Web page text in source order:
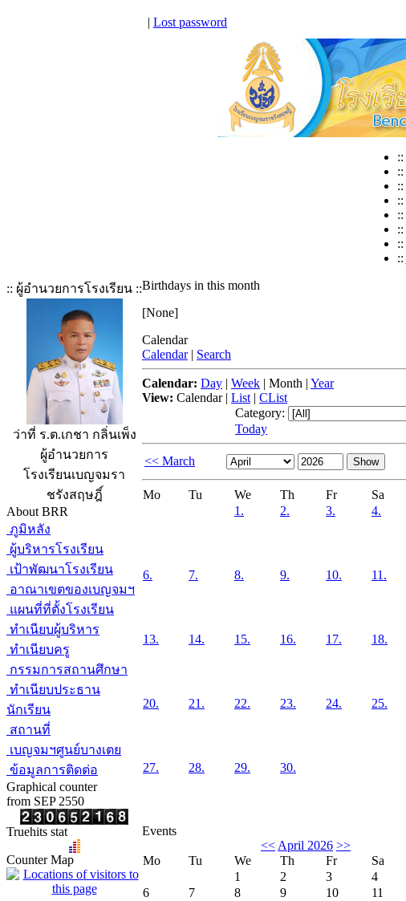
| Lost password
::
::
::
::
::
::
::
::
:: ผู้อำนวยการโรงเรียน ::
ว่าที่ ร.ต.เกชา กลิ่นเพ็ง
ผู้อำนวยการ
โรงเรียนเบญจมรา
ชรังสฤษฎิ์
About BRR
ภูมิหลัง
ผู้บริหารโรงเรียน
เป้าพัฒนาโรงเรียน
อาณาเขตของเบญจมฯ
แผนที่ที่ตั้งโรงเรียน
ทำเนียบผู้บริหาร
ทำเนียบครู
กรรมการสถานศึกษา
ทำเนียบประธาน
นักเรียน
สถานที่
เบญจมฯศูนย์บางเตย
ข้อมูลการติดต่อ
Graphical counter
from SEP 2550
Truehits stat
Counter Map
Birthdays in this month
[None]
Calendar
Calendar | Search
Calendar: Day | Week | Month | Year
View: Calendar| List | CList
Category:
Today
<< March
Mo Tu We Th Fr Sa
1.
2. 3. 4.
6. 7. 8. 9. 10. 11.
13. 14. 15. 16. 17. 18.
20. 21. 22. 23. 24. 25.
27. 28. 29. 30.
Events
<< April 2026 >>
Mo
Tu We Th Fr Sa
1
2 3 4
6
7 8 9 10 11